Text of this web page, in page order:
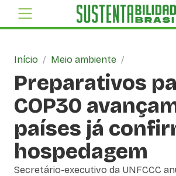
Início / Meio ambiente /
Preparativos
COP30
países já
hospedagem
Secretário-executivo da UNFCCC